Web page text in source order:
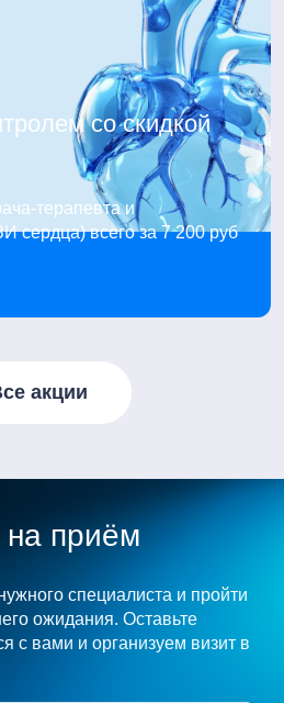
со скидкой
терапевта и
сердца) всего за 7 200 руб
акции
приём
специалиста и пройти
ожидания. Оставьте
с вами и организуем визит в